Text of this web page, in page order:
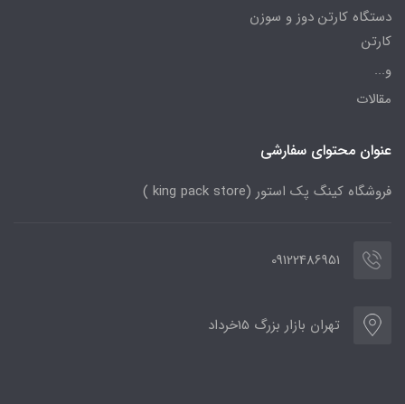
دستگاه کارتن دوز و سوزن
کارتن
و...
مقالات
عنوان محتوای سفارشی
فروشگاه کینگ پک استور (king pack store )
09122486951
تهران بازار بزرگ 15خرداد